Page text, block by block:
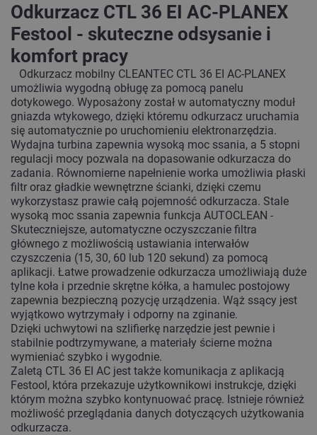
Odkurzacz CTL 36 EI AC-PLANEX
Festool - skuteczne odsysanie i
komfort pracy
Odkurzacz mobilny CLEANTEC CTL 36 EI AC-PLANEX
umożliwia wygodną obługę za pomocą panelu
dotykowego. Wyposażony został w automatyczny moduł
gniazda wtykowego, dzięki któremu odkurzacz uruchamia
się automatycznie po uruchomieniu elektronarzędzia.
Wydajna turbina zapewnia wysoką moc ssania, a 5 stopni
regulacji mocy pozwala na dopasowanie odkurzacza do
zadania. Równomierne napełnienie worka umożliwia płaski
filtr oraz gładkie wewnętrzne ścianki, dzięki czemu
wykorzystasz prawie całą pojemność odkurzacza. Stale
wysoką moc ssania zapewnia funkcja AUTOCLEAN -
Skuteczniejsze, automatyczne oczyszczanie filtra
głównego z możliwością ustawiania interwałów
czyszczenia (15, 30, 60 lub 120 sekund) za pomocą
aplikacji. Łatwe prowadzenie odkurzacza umożliwiają duże
tylne koła i przednie skrętne kółka, a hamulec postojowy
zapewnia bezpieczną pozycję urządzenia. Wąż ssący jest
wyjątkowo wytrzymały i odporny na zginanie.
Dzięki uchwytowi na szlifierkę narzędzie jest pewnie i
stabilnie podtrzymywane, a materiały ścierne można
wymieniać szybko i wygodnie.
Zaletą CTL 36 EI AC jest także komunikacja z aplikacją
Festool, która przekazuje użytkownikowi instrukcje, dzięki
którym można szybko kontynuować pracę. Istnieje również
możliwość przeglądania danych dotyczących użytkowania
odkurzacza.